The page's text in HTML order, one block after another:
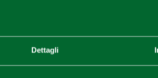
Dettagli
con una lunga
la Pianura Padana,
gli spunti